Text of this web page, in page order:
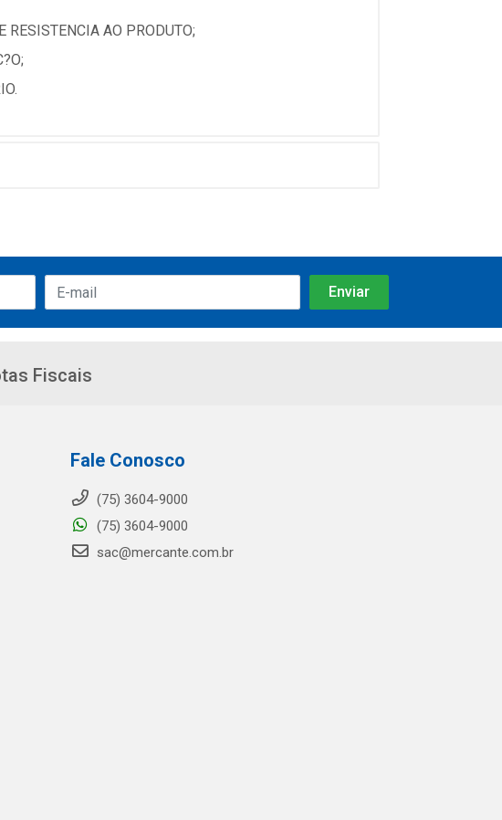
RESISTENCIA AO PRODUTO;
Fiscais
Fale Conosco
(75) 3604-9000
(75) 3604-9000
sac@mercante.com.br